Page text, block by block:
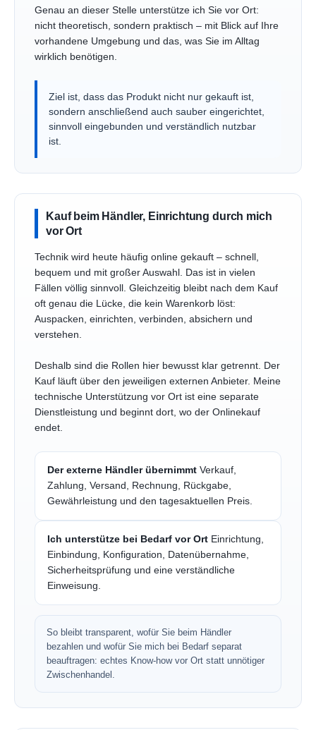
Genau an dieser Stelle unterstütze ich Sie vor Ort:
nicht theoretisch, sondern praktisch – mit Blick auf Ihre
vorhandene Umgebung und das, was Sie im Alltag
wirklich benötigen.
Ziel ist, dass das Produkt nicht nur gekauft ist,
sondern anschließend auch sauber eingerichtet,
sinnvoll eingebunden und verständlich nutzbar
ist.
Kauf beim Händler, Einrichtung durch mich
vor Ort
Technik wird heute häufig online gekauft – schnell,
bequem und mit großer Auswahl. Das ist in vielen
Fällen völlig sinnvoll. Gleichzeitig bleibt nach dem Kauf
oft genau die Lücke, die kein Warenkorb löst:
Auspacken, einrichten, verbinden, absichern und
verstehen.
Deshalb sind die Rollen hier bewusst klar getrennt. Der
Kauf läuft über den jeweiligen externen Anbieter. Meine
technische Unterstützung vor Ort ist eine separate
Dienstleistung und beginnt dort, wo der Onlinekauf
endet.
Der externe Händler übernimmt Verkauf,
Zahlung, Versand, Rechnung, Rückgabe,
Gewährleistung und den tagesaktuellen Preis.
Ich unterstütze bei Bedarf vor Ort Einrichtung,
Einbindung, Konfiguration, Datenübernahme,
Sicherheitsprüfung und eine verständliche
Einweisung.
So bleibt transparent, wofür Sie beim Händler
bezahlen und wofür Sie mich bei Bedarf separat
beauftragen: echtes Know-how vor Ort statt unnötiger
Zwischenhandel.